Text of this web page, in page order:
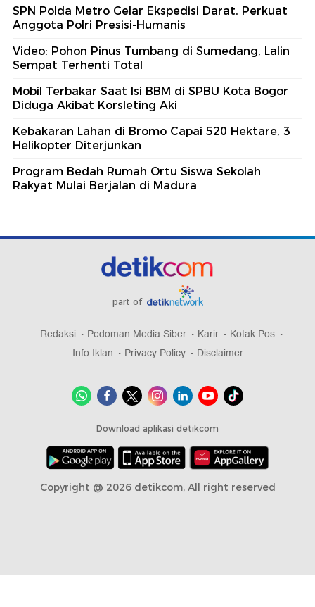
SPN Polda Metro Gelar Ekspedisi Darat, Perkuat
Anggota Polri Presisi-Humanis
Video: Pohon Pinus Tumbang di Sumedang, Lalin
Sempat Terhenti Total
Mobil Terbakar Saat Isi BBM di SPBU Kota Bogor
Diduga Akibat Korsleting Aki
Kebakaran Lahan di Bromo Capai 520 Hektare, 3
Helikopter Diterjunkan
Program Bedah Rumah Ortu Siswa Sekolah
Rakyat Mulai Berjalan di Madura
part of
Redaksi Pedoman Media Siber Karir
Kotak Pos
Info Iklan
Privacy Policy Disclaimer
Download aplikasi detikcom
Copyright @ 2026 detikcom, All right reserved